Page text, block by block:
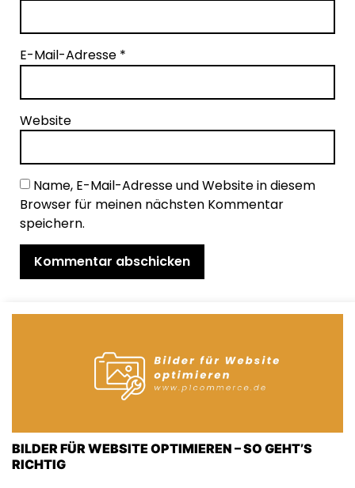
E-Mail-Adresse *
Website
Name, E-Mail-Adresse und Website in diesem
Browser für meinen nächsten Kommentar
speichern.
BILDER FÜR WEBSITE OPTIMIEREN – SO GEHT’S
RICHTIG